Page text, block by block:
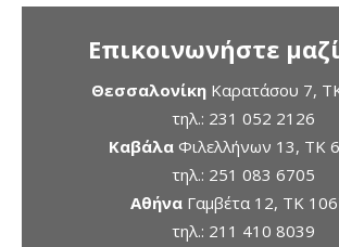
Επικοινωνήστε
ΘεσσαλονίκηΚαρατάσου 7,
τηλ.: 231 052 2126
ΚαβάλαΦιλελλήνων 13, ΤΚ
τηλ.: 251 083 6705
ΑθήναΓαμβέτα 12, ΤΚ
τηλ.: 211 410 8039